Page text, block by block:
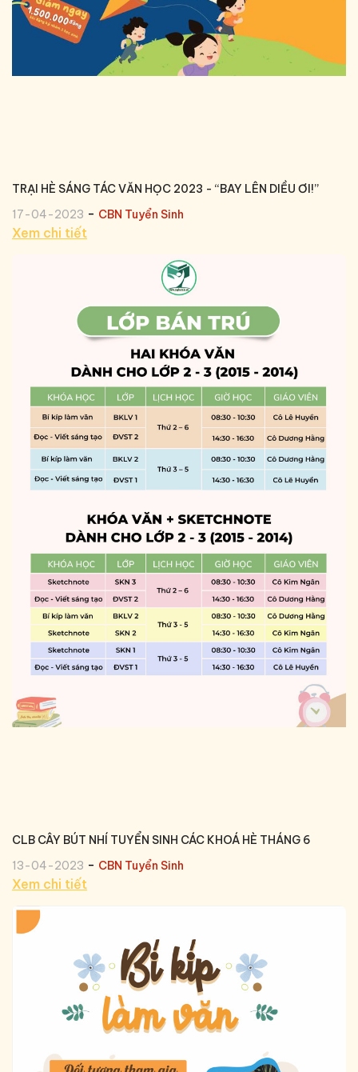
TRẠI HÈ SÁNG TÁC VĂN HỌC 2023 - “BAY LÊN DIỀU ƠI!”
17-04-2023 - CBN Tuyển Sinh
Xem chi tiết
CLB CÂY BÚT NHÍ TUYỂN SINH CÁC KHOÁ HÈ THÁNG 6
13-04-2023 - CBN Tuyển Sinh
Xem chi tiết